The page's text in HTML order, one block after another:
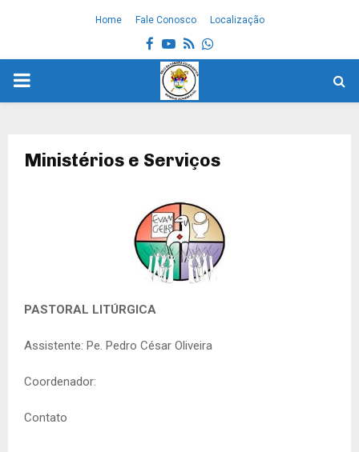
Home Fale Conosco Localização
Facebook
Youtube
RssWhatsapp
PRIMARY
Ministérios e Serviços
PASTORAL LITÚRGICA
Assistente: Pe. Pedro César Oliveira
Coordenador:
Contato